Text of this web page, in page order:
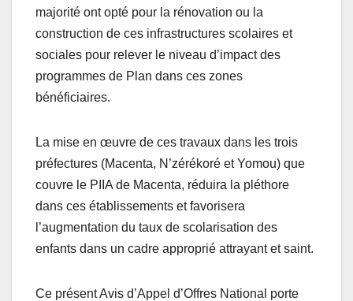
majorité ont opté pour la rénovation ou la
construction de ces infrastructures scolaires et
sociales pour relever le niveau d’impact des
programmes de Plan dans ces zones
bénéficiaires.
La mise en œuvre de ces travaux dans les trois
préfectures (Macenta, N’zérékoré et Yomou) que
couvre le PIIA de Macenta, réduira la pléthore
dans ces établissements et favorisera
l’augmentation du taux de scolarisation des
enfants dans un cadre approprié attrayant et saint.
Ce présent Avis d’Appel d’Offres National porte